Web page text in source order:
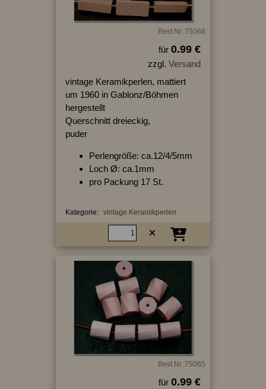
Best.Nr.:75068
für 0.99 €
zzgl. Versand
vintage Keramikperlen, mattiert
um 1960 in Gablonz/Böhmen
hergestellt
Querschnitt dreieckig,
puder
Perlengröße: ca.12/4/5mm
Loch Ø: ca.1mm
pro Packung 17 St.
Kategorie: vintage Keramikperlen
Best.Nr.:75065
für 0.99 €